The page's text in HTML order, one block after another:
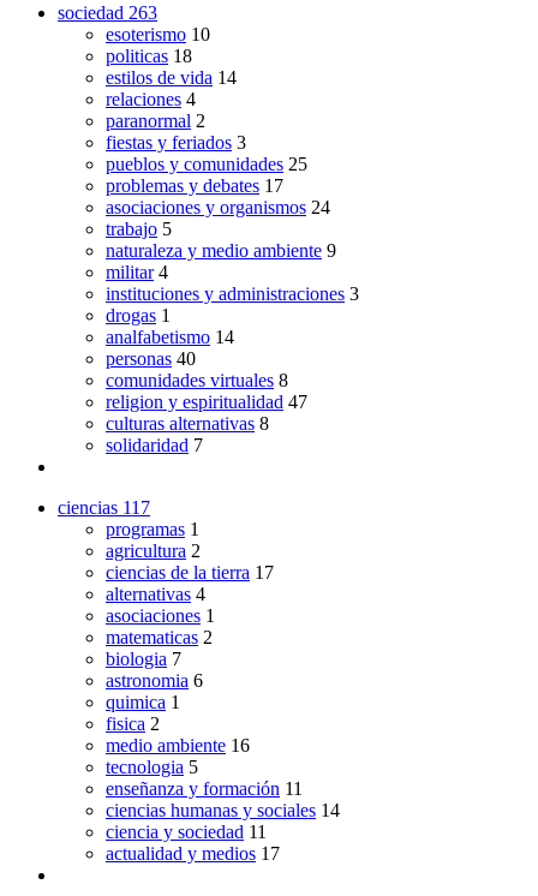
sociedad 263
esoterismo 10
politicas 18
estilos de vida 14
relaciones 4
paranormal 2
fiestas y feriados 3
pueblos y comunidades 25
problemas y debates 17
asociaciones y organismos 24
trabajo 5
naturaleza y medio ambiente 9
militar 4
instituciones y administraciones 3
drogas 1
analfabetismo 14
personas 40
comunidades virtuales 8
religion y espiritualidad 47
culturas alternativas 8
solidaridad 7
ciencias 117
programas 1
agricultura 2
ciencias de la tierra 17
alternativas 4
asociaciones 1
matematicas 2
biologia 7
astronomia 6
quimica 1
fisica 2
medio ambiente 16
tecnologia 5
enseñanza y formación 11
ciencias humanas y sociales 14
ciencia y sociedad 11
actualidad y medios 17